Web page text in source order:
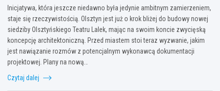
Inicjatywa, która jeszcze niedawno była jedynie ambitnym zamierzeniem,
staje się rzeczywistością. Olsztyn jest już o krok bliżej do budowy nowej
siedziby Olsztyńskiego Teatru Lalek, mając na swoim koncie zwycięską
koncepcję architektoniczną. Przed miastem stoi teraz wyzwanie, jakim
jest nawiązanie rozmów z potencjalnym wykonawcą dokumentacji
projektowej. Plany na nową…
Czytaj dalej